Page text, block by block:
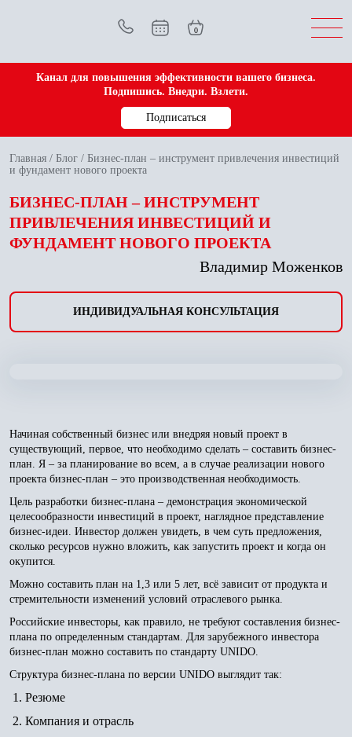
0
Канал для повышения эффективности вашего бизнеса.
Подпишись. Внедри. Взлети.
Подписаться
Главная / Блог / Бизнес-план – инструмент привлечения инвестиций
и фундамент нового проекта
БИЗНЕС-ПЛАН – ИНСТРУМЕНТ
ПРИВЛЕЧЕНИЯ ИНВЕСТИЦИЙ И
ФУНДАМЕНТ НОВОГО ПРОЕКТА
Владимир Моженков
ИНДИВИДУАЛЬНАЯ КОНСУЛЬТАЦИЯ
Начиная собственный бизнес или внедряя новый проект в
существующий, первое, что необходимо сделать – составить бизнес-
план. Я – за планирование во всем, а в случае реализации нового
проекта бизнес-план – это производственная необходимость.
Цель разработки бизнес-плана – демонстрация экономической
целесообразности инвестиций в проект, наглядное представление
бизнес-идеи. Инвестор должен увидеть, в чем суть предложения,
сколько ресурсов нужно вложить, как запустить проект и когда он
окупится.
Можно составить план на 1,3 или 5 лет, всё зависит от продукта и
стремительности изменений условий отраслевого рынка.
Российские инвесторы, как правило, не требуют составления бизнес-
плана по определенным стандартам. Для зарубежного инвестора
бизнес-план можно составить по стандарту UNIDO.
Структура бизнес-плана по версии UNIDO выглядит так:
Резюме
Компания и отрасль